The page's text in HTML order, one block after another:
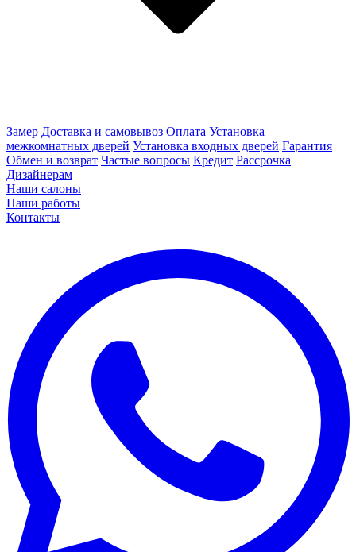
Замер Доставка и самовывоз Оплата Установка
межкомнатных дверей Установка входных дверей Гарантия
Обмен и возврат Частые вопросы Кредит Рассрочка
Дизайнерам
Наши салоны
Наши работы
Контакты